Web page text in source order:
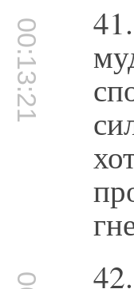
00:13:21